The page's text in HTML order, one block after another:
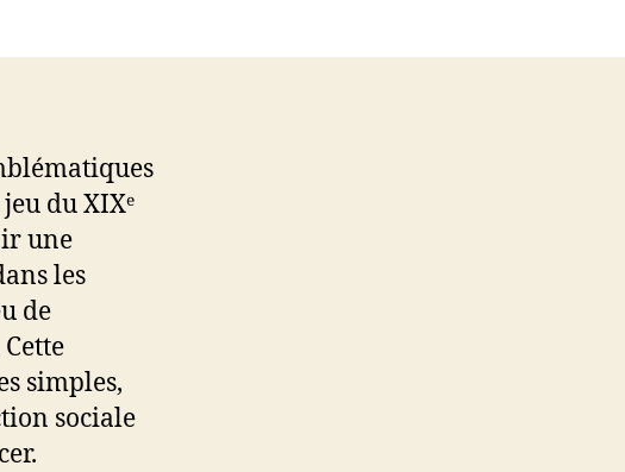
du XIXᵉ
une
les
de
simples,
sociale